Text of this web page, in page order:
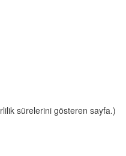
sürelerini gösteren